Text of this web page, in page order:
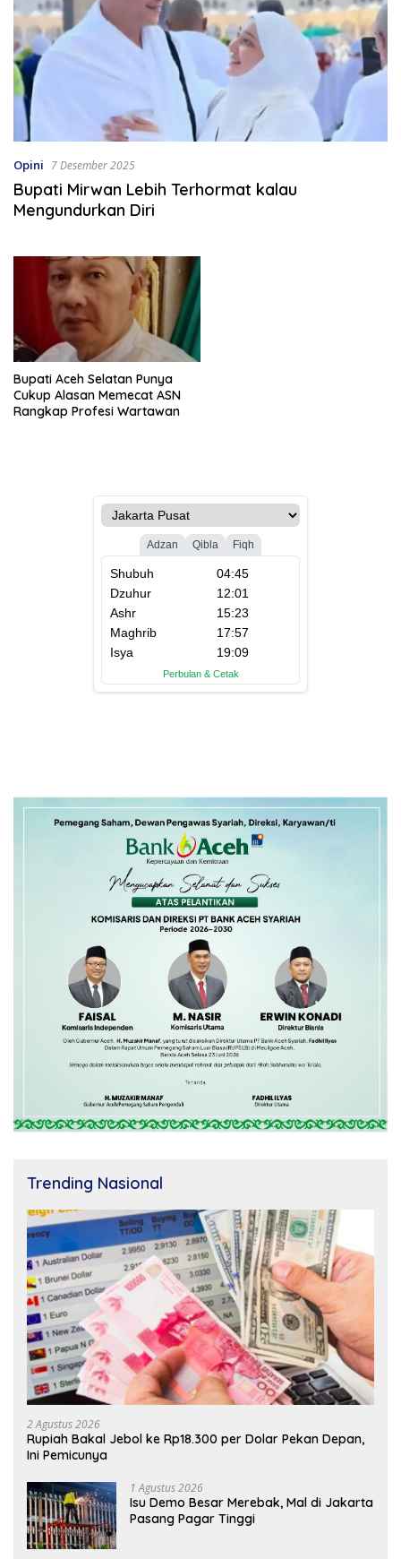
Opini 7 Desember 2025
Bupati Mirwan Lebih Terhormat kalau
Mengundurkan Diri
Bupati Aceh Selatan Punya
Cukup Alasan Memecat ASN
Rangkap Profesi Wartawan
Trending Nasional
2 Agustus 2026
Rupiah Bakal Jebol ke Rp18.300 per Dolar Pekan Depan,
Ini Pemicunya
1 Agustus 2026
Isu Demo Besar Merebak, Mal di Jakarta
Pasang Pagar Tinggi